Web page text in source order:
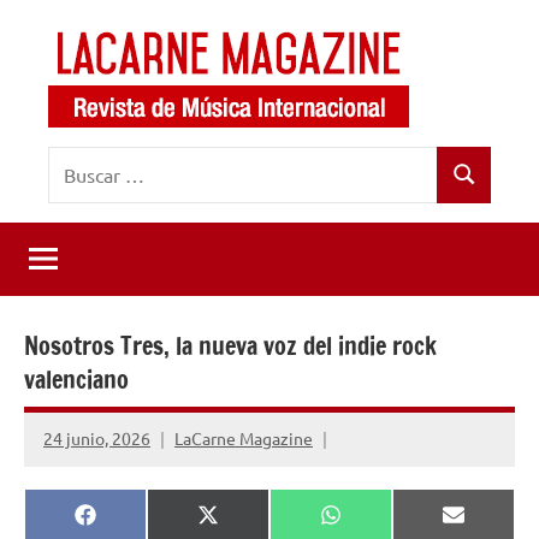
contenido
LaCarne
Magazine
de
música
internacional
Buscar
Nosotros Tres, la nueva voz del indie rock
valenciano
24 junio, 2026 LaCarne Magazine
Compartir
Facebook
Compartir
X
Compartir
WhatsApp Email